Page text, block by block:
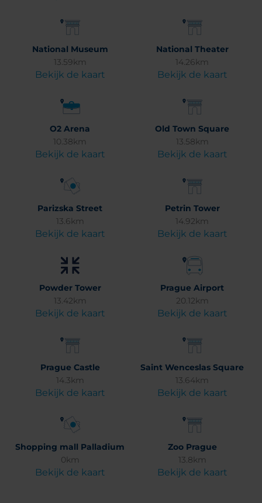
National Museum
13.59km
Bekijk de kaart
National Theater
14.26km
Bekijk de kaart
O2 Arena
10.38km
Bekijk de kaart
Old Town Square
13.58km
Bekijk de kaart
Parizska Street
13.6km
Bekijk de kaart
Petrin Tower
14.92km
Bekijk de kaart
Powder Tower
13.42km
Bekijk de kaart
Prague Airport
20.12km
Bekijk de kaart
Prague Castle
14.3km
Bekijk de kaart
Saint Wenceslas Square
13.64km
Bekijk de kaart
Shopping mall Palladium
0km
Bekijk de kaart
Zoo Prague
13.8km
Bekijk de kaart